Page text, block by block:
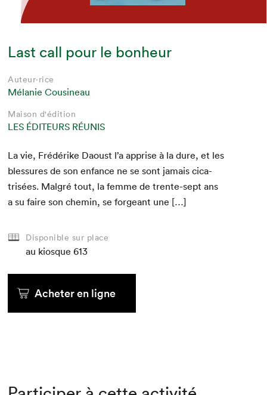
Last call pour le bonheur
Auteur·rice
Mélanie Cousineau
Maison d'édition
LES ÉDITEURS RÉUNIS
La vie, Frédérike Daoust l’a apprise à la dure, et les
blessures de son enfance ne se sont jamais cica­
trisées. Mal­gré tout, la femme de trente-sept ans
a su faire son chemin, se forgeant une […]
Disponible sur place
au kiosque 613
Acheter en ligne